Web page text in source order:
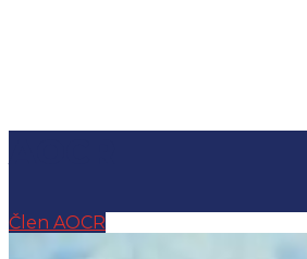
Člen AOCR